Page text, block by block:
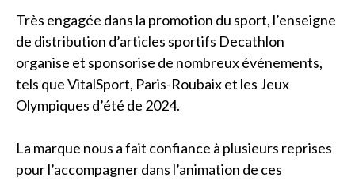
Très engagée dans la promotion du sport, l’enseigne
de distribution d’articles sportifs Decathlon
organise et sponsorise de nombreux événements,
tels que VitalSport, Paris-Roubaix et les Jeux
Olympiques d’été de 2024.
La marque nous a fait confiance à plusieurs reprises
pour l’accompagner dans l’animation de ces